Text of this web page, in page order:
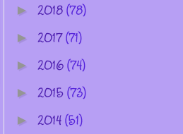
► 2018(78)
► 2017(71)
► 2016(74)
► 2015(73)
► 2014(51)